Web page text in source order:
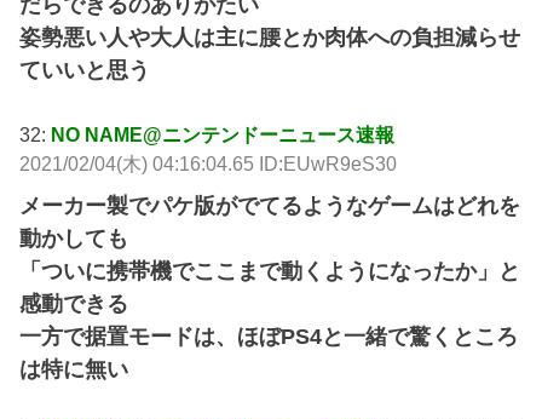
だらできるのありがたい
姿勢悪い人や大人は主に腰とか肉体への負担減らせ
ていいと思う
32: NO NAME@ニンテンドーニュース速報
2021/02/04(木) 04:16:04.65 ID:EUwR9eS30
メーカー製でパケ版がでてるようなゲームはどれを
動かしても
「ついに携帯機でここまで動くようになったか」と
感動できる
一方で据置モードは、ほぼPS4と一緒で驚くところ
は特に無い